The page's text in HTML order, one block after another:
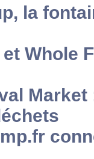
la
Whole